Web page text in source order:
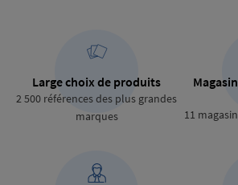
Large choix de produits
2 500 références des plus grandes
marques
11